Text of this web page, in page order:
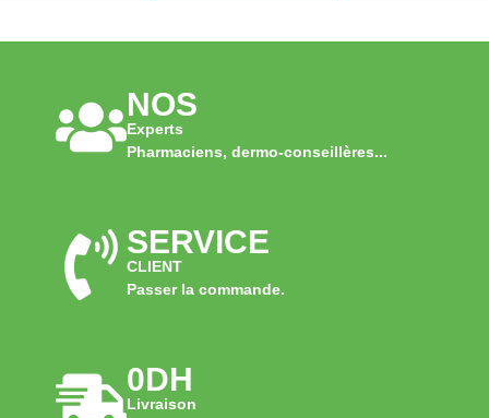
NOS
Experts
Pharmaciens, dermo-conseillères...
SERVICE
CLIENT
Passer la commande.
0DH
Livraison